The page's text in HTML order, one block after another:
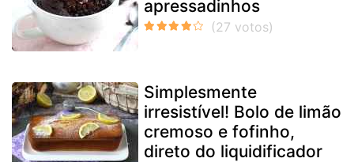
apressadinhos
Simplesmente
irresistível! Bolo de limão
cremoso e fofinho,
direto do liquidificador